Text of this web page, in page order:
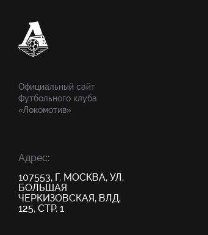
Официальный сайт
Футбольного клуба
«Локомотив»
Адрес:
107553, Г. МОСКВА, УЛ.
БОЛЬШАЯ
ЧЕРКИЗОВСКАЯ, ВЛД.
125, СТР. 1